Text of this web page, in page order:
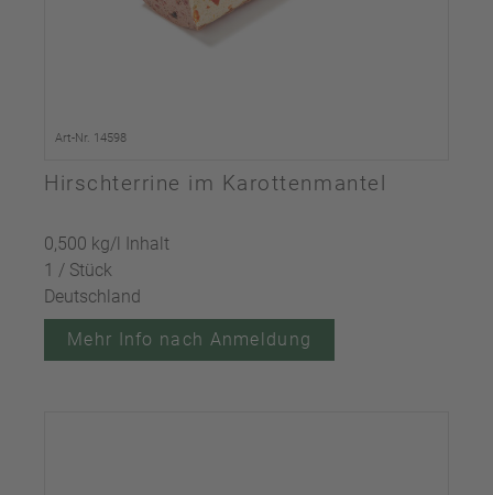
Art-Nr. 14598
Hirschterrine im Karottenmantel
0,500 kg/l Inhalt
1 / Stück
Deutschland
Mehr Info nach Anmeldung